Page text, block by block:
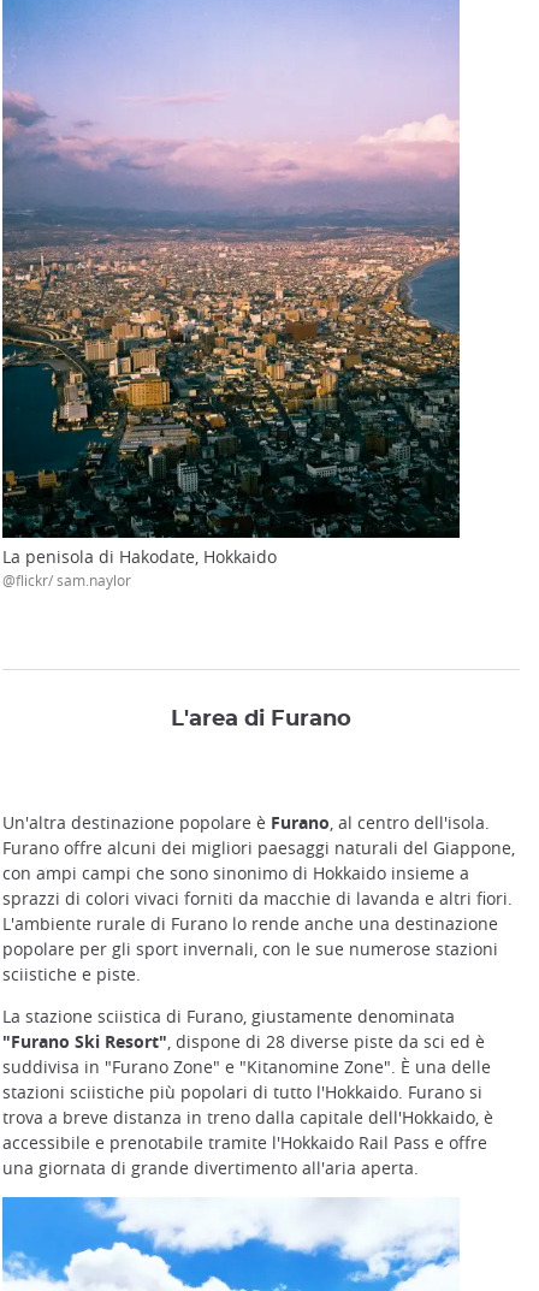
La penisola di Hakodate, Hokkaido
@flickr/ sam.naylor
L'area di Furano
Un'altra destinazione popolare è Furano, al centro dell'isola.
Furano offre alcuni dei migliori paesaggi naturali del Giappone,
con ampi campi che sono sinonimo di Hokkaido insieme a
sprazzi di colori vivaci forniti da macchie di lavanda e altri fiori.
L'ambiente rurale di Furano lo rende anche una destinazione
popolare per gli sport invernali, con le sue numerose stazioni
sciistiche e piste.
La stazione sciistica di Furano, giustamente denominata
"Furano Ski Resort", dispone di 28 diverse piste da sci ed è
suddivisa in "Furano Zone" e "Kitanomine Zone". È una delle
stazioni sciistiche più popolari di tutto l'Hokkaido. Furano si
trova a breve distanza in treno dalla capitale dell'Hokkaido, è
accessibile e prenotabile tramite l'Hokkaido Rail Pass e offre
una giornata di grande divertimento all'aria aperta.